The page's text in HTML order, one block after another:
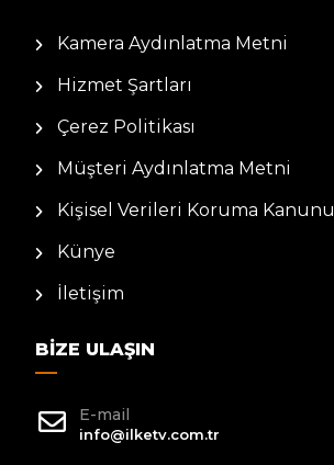
Kamera Aydınlatma Metni
Hizmet Şartları
Çerez Politikası
Müşteri Aydınlatma Metni
Kişisel Verileri Koruma Kanunu
Künye
İletişim
BIZE ULAŞIN
E-mail
info@ilketv.com.tr